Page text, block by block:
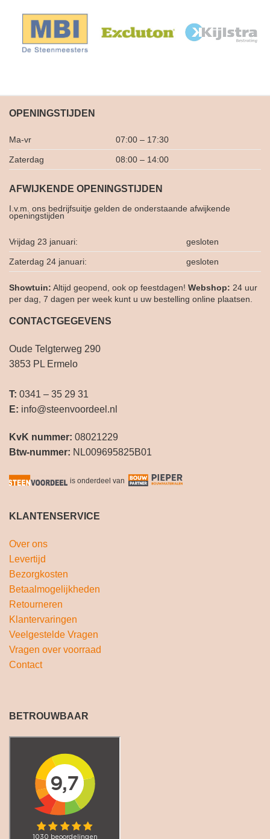
OPENINGSTIJDEN
Ma-vr 07:00 – 17:30
Zaterdag 08:00 – 14:00
AFWIJKENDE OPENINGSTIJDEN
I.v.m. ons bedrijfsuitje gelden de onderstaande afwijkende
openingstijden
Vrijdag 23 januari: gesloten
Zaterdag 24 januari: gesloten
Showtuin: Altijd geopend, ook op feestdagen! Webshop: 24 uur
per dag, 7 dagen per week kunt u uw bestelling online plaatsen.
CONTACTGEGEVENS
Oude Telgterweg 290
3853 PL Ermelo
T: 0341 – 35 29 31
E: info@steenvoordeel.nl
KvK nummer: 08021229
Btw-nummer: NL009695825B01
is onderdeel van
KLANTENSERVICE
Over ons
Levertijd
Bezorgkosten
Betaalmogelijkheden
Retourneren
Klantervaringen
Veelgestelde Vragen
Vragen over voorraad
Contact
BETROUWBAAR